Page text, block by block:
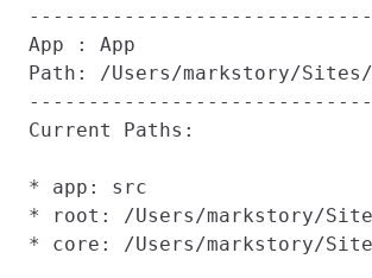
App : App
Path: /Users/markstory/
Current Paths:
* app: src
* root: /Users/markstory/
* core: /Users/markstory/